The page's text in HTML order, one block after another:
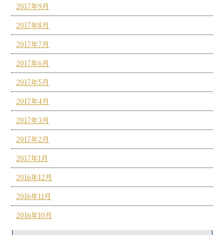
2017年9月
2017年8月
2017年7月
2017年6月
2017年5月
2017年4月
2017年3月
2017年2月
2017年1月
2016年12月
2016年11月
2016年10月